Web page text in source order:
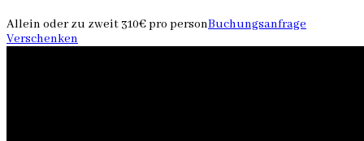
Allein oder zu zweit 310€ pro personBuchungsanfrage
Verschenken